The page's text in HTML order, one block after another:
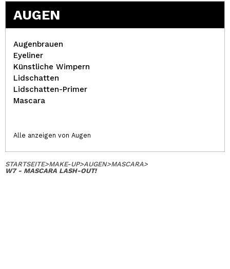
AUGEN
Augenbrauen
Eyeliner
Künstliche Wimpern
Lidschatten
Lidschatten-Primer
Mascara
Alle anzeigen von Augen
STARTSEITE>MAKE-UP>AUGEN>MASCARA>
W7 - MASCARA LASH-OUT!